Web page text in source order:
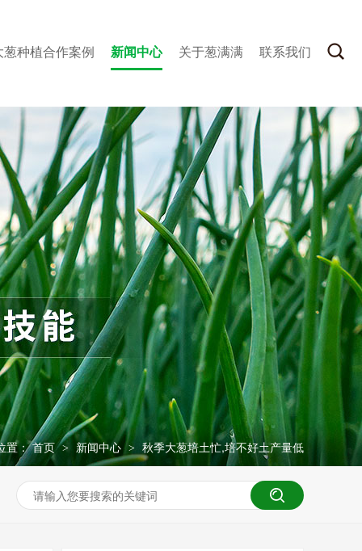
葱种植合作案例 新闻中心 关于葱满满 联系我们
置： 首页 > 新闻中心 > 秋季大葱培土忙,培不好土产量低